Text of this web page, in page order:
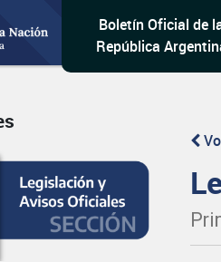
Boletín Oficial de
República